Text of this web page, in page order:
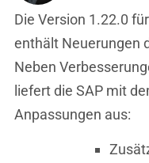
Die Version 1.22.0
enthält Neuerungen
Neben
liefert die SAP mit
Anpassungen aus: